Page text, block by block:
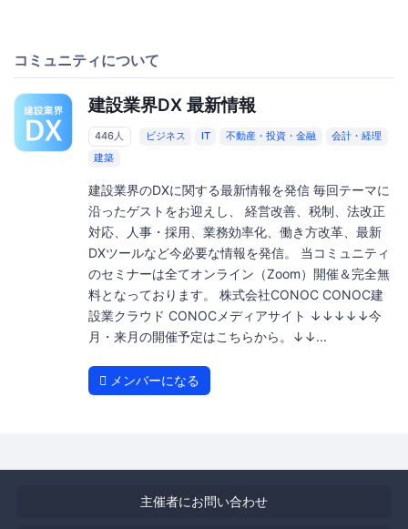
コミュニティについて
建設業界DX 最新情報
446人 ビジネス IT 不動産・投資・金融
会計・経理
建築
建設業界のDXに関する最新情報を発信 毎回テーマに
沿ったゲストをお迎えし、 経営改善、税制、法改正
対応、人事・採用、業務効率化、働き方改革、最新
DXツールなど今必要な情報を発信。 当コミュニティ
のセミナーは全てオンライン（Zoom）開催＆完全無
料となっております。 株式会社CONOC CONOC建
設業クラウド CONOCメディアサイト ↓↓↓↓↓今
月・来月の開催予定はこちらから。↓↓...
メンバーになる
主催者にお問い合わせ